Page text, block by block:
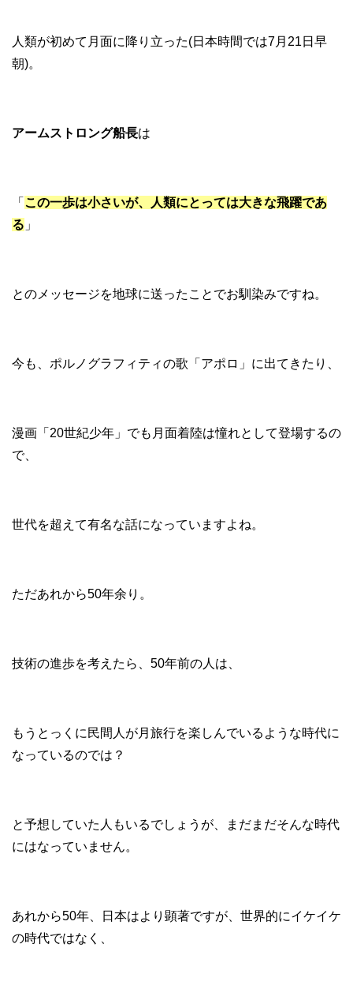
人類が初めて月面に降り立った(日本時間では7月21日早
朝)。
アームストロング船長は
「 この一歩は小さいが、人類にとっては大きな飛躍であ
る 」
とのメッセージを地球に送ったことでお馴染みですね。
今も、ポルノグラフィティの歌「アポロ」に出てきたり、
漫画「20世紀少年」でも月面着陸は憧れとして登場するの
で、
世代を超えて有名な話になっていますよね。
ただあれから50年余り。
技術の進歩を考えたら、50年前の人は、
もうとっくに民間人が月旅行を楽しんでいるような時代に
なっているのでは？
と予想していた人もいるでしょうが、まだまだそんな時代
にはなっていません。
あれから50年、日本はより顕著ですが、世界的にイケイケ
の時代ではなく、